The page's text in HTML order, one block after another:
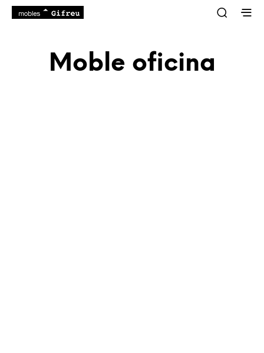
Moble oficina